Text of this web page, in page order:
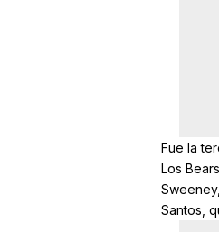
Fue la
Los
Santos,